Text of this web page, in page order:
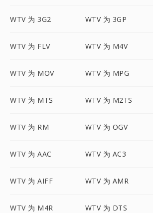
WTV 为 3G2 WTV 为 3GP
WTV 为 FLV WTV 为 M4V
WTV 为 MOV WTV 为 MPG
WTV 为 MTS WTV 为 M2TS
WTV 为 RM WTV 为 OGV
WTV 为 AAC WTV 为 AC3
WTV 为 AIFF WTV 为 AMR
WTV 为 M4R WTV 为 DTS